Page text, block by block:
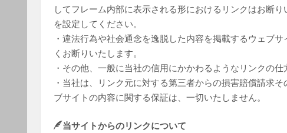
してフレーム内部に表示される形におけるリンクはお断
を設定してください。
・違法行為や社会通念を逸脱した内容を掲載するウェブ
くお断りいたします。
・その他、一般に当社の信用にかかわるようなリンクの仕
・当社は、リンク元に対する第三者からの損害賠償請求
ブサイトの内容に関する保証は、一切いたしません。
当サイトからのリンクについて